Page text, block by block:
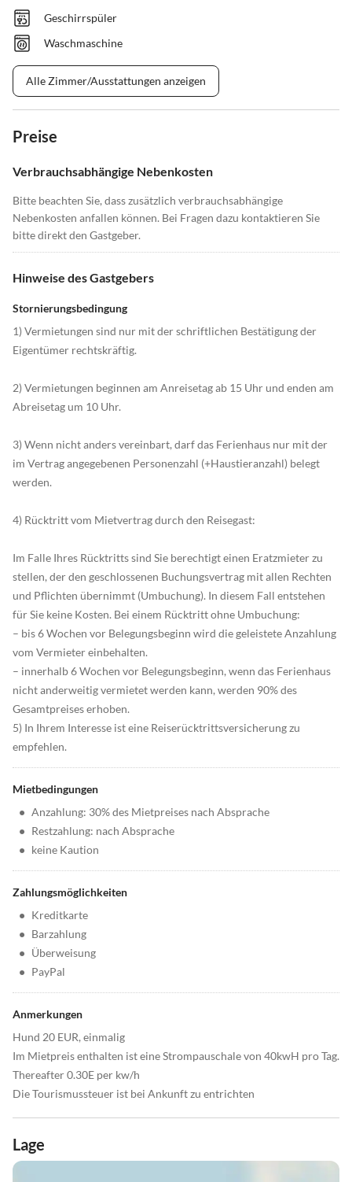
Geschirrspüler
Waschmaschine
Alle Zimmer/Ausstattungen anzeigen
Preise
Verbrauchsabhängige Nebenkosten
Bitte beachten Sie, dass zusätzlich verbrauchsabhängige
Nebenkosten anfallen können. Bei Fragen dazu kontaktieren Sie
bitte direkt den Gastgeber.
Hinweise des Gastgebers
Stornierungsbedingung
1) Vermietungen sind nur mit der schriftlichen Bestätigung der
Eigentümer rechtskräftig.
2) Vermietungen beginnen am Anreisetag ab 15 Uhr und enden am
Abreisetag um 10 Uhr.
3) Wenn nicht anders vereinbart, darf das Ferienhaus nur mit der
im Vertrag angegebenen Personenzahl (+Haustieranzahl) belegt
werden.
4) Rücktritt vom Mietvertrag durch den Reisegast:
Im Falle Ihres Rücktritts sind Sie berechtigt einen Eratzmieter zu
stellen, der den geschlossenen Buchungsvertrag mit allen Rechten
und Pflichten übernimmt (Umbuchung). In diesem Fall entstehen
für Sie keine Kosten. Bei einem Rücktritt ohne Umbuchung:
– bis 6 Wochen vor Belegungsbeginn wird die geleistete Anzahlung
vom Vermieter einbehalten.
– innerhalb 6 Wochen vor Belegungsbeginn, wenn das Ferienhaus
nicht anderweitig vermietet werden kann, werden 90% des
Gesamtpreises erhoben.
5) In Ihrem Interesse ist eine Reiserücktrittsversicherung zu
empfehlen.
Mietbedingungen
• Anzahlung: 30% des Mietpreises nach Absprache
• Restzahlung: nach Absprache
• keine Kaution
Zahlungsmöglichkeiten
• Kreditkarte
• Barzahlung
• Überweisung
• PayPal
Anmerkungen
Hund 20 EUR, einmalig
Im Mietpreis enthalten ist eine Strompauschale von 40kwH pro Tag.
Thereafter 0.30E per kw/h
Die Tourismussteuer ist bei Ankunft zu entrichten
Lage